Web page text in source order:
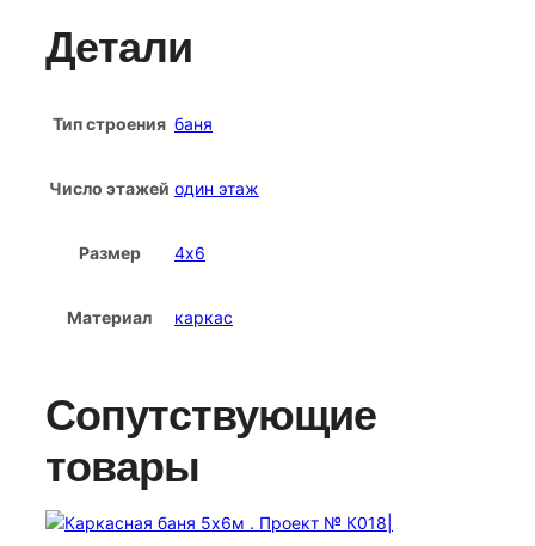
Детали
Тип строения баня
Число этажей один этаж
Размер 4х6
Материал каркас
Сопутствующие
товары